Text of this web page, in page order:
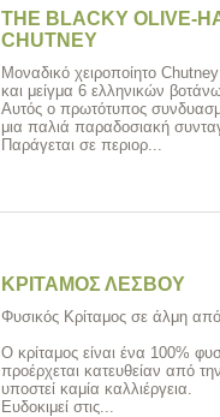
THE BLACKY OLIVE-
CHUTNEY
Μοναδικό χειροποίητο
και μείγμα 6 ελληνικών
Αυτός ο πρωτότυπος
μια παλιά παραδοσιακή
Παράγεται σε περιορ...
ΚΡΙΤΑΜΟΣ ΛΕΣΒΟΥ
Φυσικός Κρίταμος σε άλμη
Ο κρίταμος είναι ένα 100%
προέρχεται κατευθείαν από
υποστεί καμία καλλιέργεια.
Ευδοκιμεί στις...